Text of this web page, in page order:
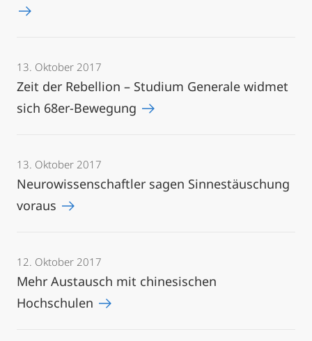
13. Oktober 2017
Zeit der Rebellion – Studium Generale widmet
sich 68er-Bewegung
13. Oktober 2017
Neurowissenschaftler sagen Sinnestäuschung
voraus
12. Oktober 2017
Mehr Austausch mit chinesischen
Hochschulen